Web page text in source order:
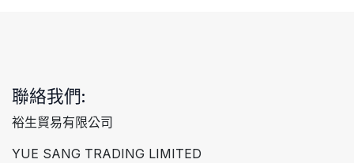
聯絡我們:
裕生貿易有限公司
YUE SANG TRADING LIMITED